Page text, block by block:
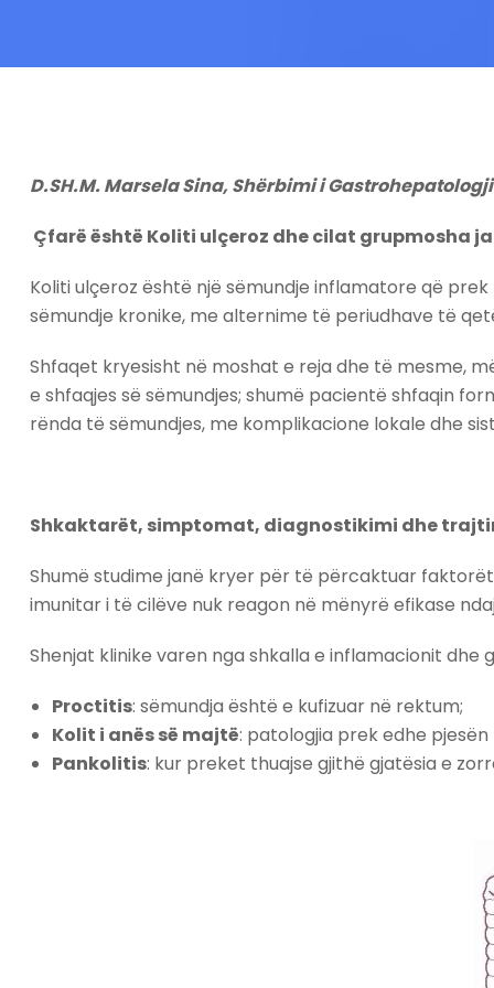
D.SH.M. Marsela Sina, Shërbimi i
Çfarë është Koliti ulçeroz dhe cilat grupmosha
Koliti ulçeroz është një sëmundje inflamatore që
sëmundje kronike, me alternime të periudhave të
Shfaqet kryesisht në moshat e reja dhe të mesme,
e shfaqjes së sëmundjes; shumë pacientë shfaqin
rënda të sëmundjes, me komplikacione lokale dhe
Shkaktarët, simptomat, diagnostikimi dhe
Shumë studime janë kryer për të përcaktuar
imunitar i të cilëve nuk reagon në mënyrë efikase
Shenjat klinike varen nga shkalla e inflamacionit dhe
Proctitis: sëmundja është e kufizuar në rektum;
Kolit i anës së majtë: patologjia prek edhe
Pankolitis: kur preket thuajse gjithë gjatësia e